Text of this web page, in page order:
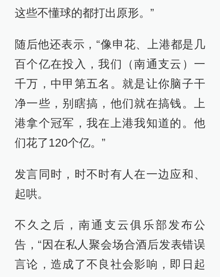
这些不懂球的都打出原形。”
随后他还表示，“像申花、上港都是几
百个亿在投入，我们（南通支云）一
千万，中甲第五名。就是让你脑子干
净一些，别瞎搞，他们就在搞钱。上
港拿个冠军，我在上港我知道的。他
们花了120个亿。”
发言同时，时不时有人在一边应和、
起哄。
不久之后，南通支云俱乐部发布公
告，“因在私人聚会场合酒后发表错误
言论，造成了不良社会影响，即日起